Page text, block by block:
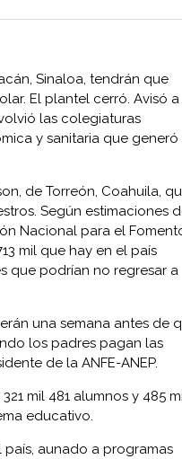
Sinaloa, tendrán que
El plantel cerró. Avisó
las colegiaturas
y sanitaria que generó
de Torreón, Coahuila,
Según estimaciones
Nacional para el
mil que hay en el país
que podrían no regresar a
una semana antes de
los padres pagan las
de la ANFE-ANEP.
mil 481 alumnos y 485
educativo.
aunado a programas